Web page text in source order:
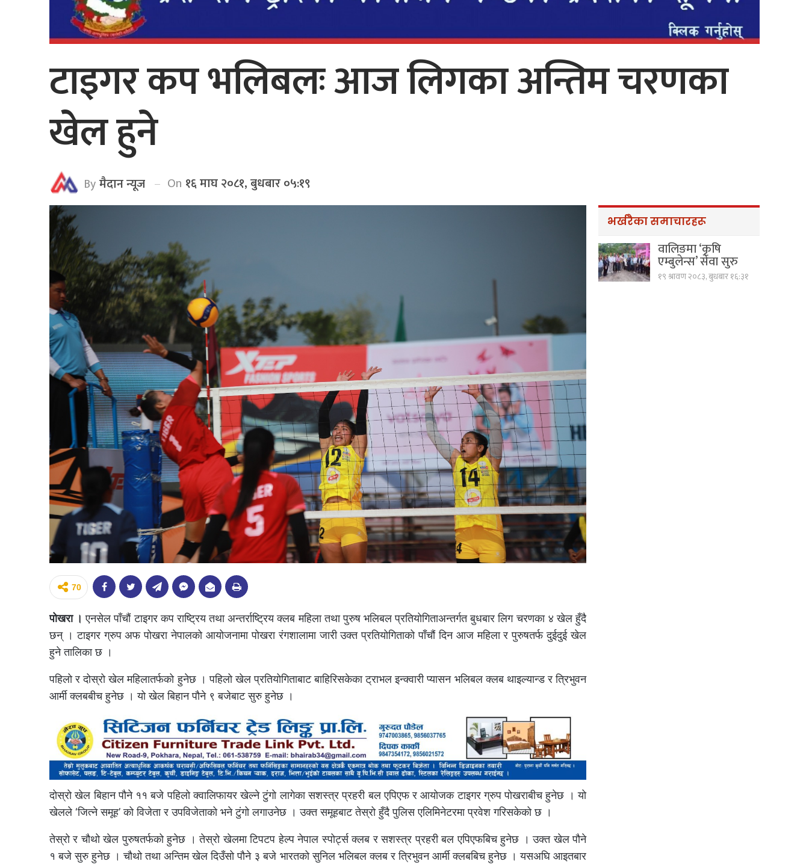
टाइगर कप भलिबलः आज लिगका अन्तिम चरणका
खेल हुने
Byमैदान न्यूज On १६ माघ २०८१, बुधबार ०५:१९
70
पोखरा । एनसेल पाँचौं टाइगर कप राष्ट्रिय तथा अन्तर्राष्ट्रिय क्लब महिला तथा पुरुष भलिबल प्रतियोगिताअन्तर्गत बुधबार लिग चरणका ४ खेल हुँदै
छन् । टाइगर ग्रुप अफ पोखरा नेपालको आयोजनामा पोखरा रंगशालामा जारी उक्त प्रतियोगिताको पाँचौं दिन आज महिला र पुरुषतर्फ दुईदुई खेल
हुने तालिका छ ।
पहिलो र दोस्रो खेल महिलातर्फको हुनेछ । पहिलो खेल प्रतियोगिताबाट बाहिरिसकेका ट्राभल इन्क्वारी प्यासन भलिबल क्लब थाइल्यान्ड र त्रिभुवन
आर्मी क्लबबीच हुनेछ । यो खेल बिहान पौने ९ बजेबाट सुरु हुनेछ ।
दोस्रो खेल बिहान पौने ११ बजे पहिलो क्वालिफायर खेल्ने टुंगो लागेका सशस्त्र प्रहरी बल एपिएफ र आयोजक टाइगर ग्रुप पोखराबीच हुनेछ । यो
खेलले ‘जित्ने समूह’ को विजेता र उपविजेताको भने टुंगो लगाउनेछ । उक्त समूहबाट तेस्रो हुँदै पुलिस एलिमिनेटरमा प्रवेश गरिसकेको छ ।
तेस्रो र चौथो खेल पुरुषतर्फको हुनेछ । तेस्रो खेलमा टिपटप हेल्प नेपाल स्पोर्ट्स क्लब र सशस्त्र प्रहरी बल एपिएफबिच हुनेछ । उक्त खेल पौने
१ बजे सुरु हुनेछ । चौथो तथा अन्तिम खेल दिउँसो पौने ३ बजे भारतको सुनिल भलिबल क्लब र त्रिभुवन आर्मी क्लबबिच हुनेछ । यसअघि आइतबार
भर्खरैका समाचारहरू
वालिङमा ‘कृषि
एम्बुलेन्स’ सेवा सुरु
१९ श्रावण २०८३, बुधबार १६:३१